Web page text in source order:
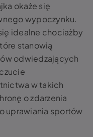
okaże się
wypoczynku.
idealne chociażby
stanowią
odwiedzających
w takich
o zdarzenia
uprawiania sportów